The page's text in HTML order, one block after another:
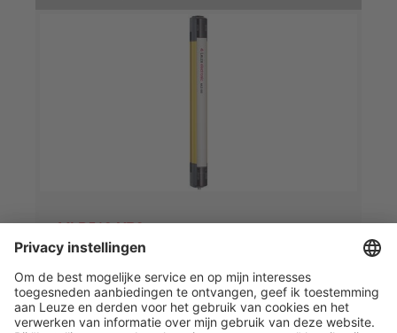
MLD510-XR2
Artikelnummer:66533500
Aantal stralen:2 St.